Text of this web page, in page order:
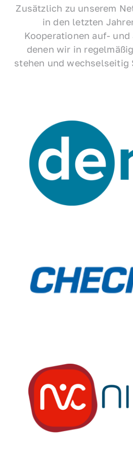
Zusätzlich zu unserem
in den letzten
Kooperationen auf-
denen wir in
stehen und wechselseitig